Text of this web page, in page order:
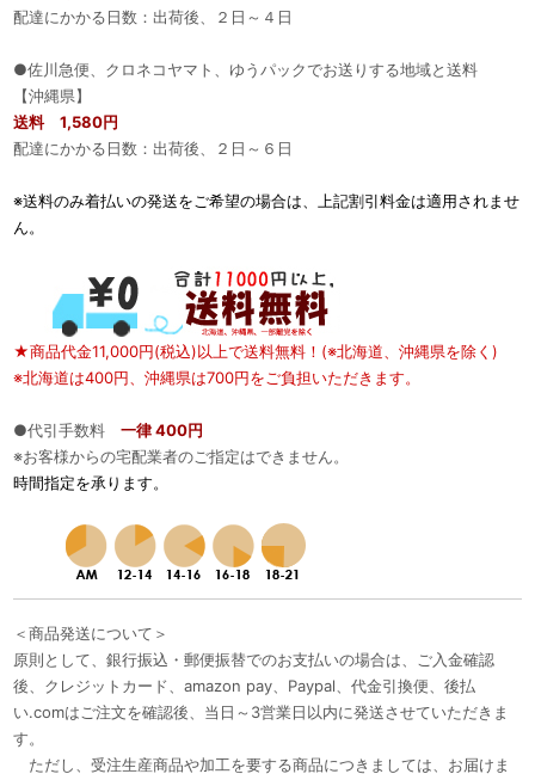
配達にかかる日数：出荷後、２日～４日
●佐川急便、クロネコヤマト、ゆうパックでお送りする地域と送料
【沖縄県】
送料 1,580円
配達にかかる日数：出荷後、２日～６日
※送料のみ着払いの発送をご希望の場合は、上記割引料金は適用されませ
ん。
★商品代金11,000円(税込)以上で送料無料！(※北海道、沖縄県を除く)
※北海道は400円、沖縄県は700円をご負担いただきます。
●代引手数料 一律 400円
※お客様からの宅配業者のご指定はできません。
時間指定を承ります。
＜商品発送について＞
原則として、銀行振込・郵便振替でのお支払いの場合は、ご入金確認
後、クレジットカード、amazon pay、Paypal、代金引換便、後払
い.comはご注文を確認後、当日～3営業日以内に発送させていただきま
す。
ただし、受注生産商品や加工を要する商品につきましては、お届けま